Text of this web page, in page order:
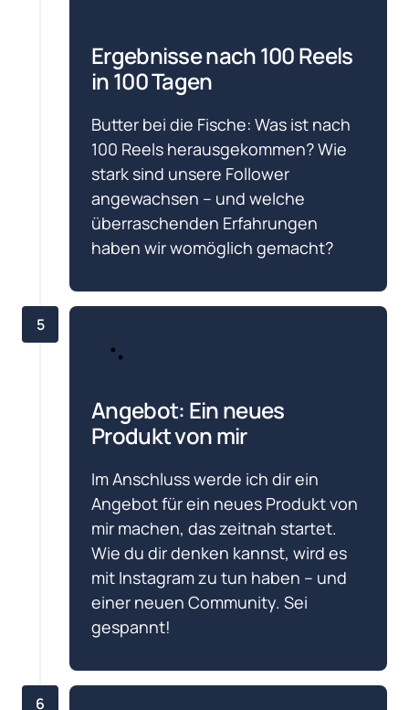
Ergebnisse nach 100 Reels
in 100 Tagen
Butter bei die Fische: Was ist nach
100 Reels herausgekommen? Wie
stark sind unsere Follower
angewachsen – und welche
überraschenden Erfahrungen
haben wir womöglich gemacht?
5
Angebot: Ein neues
Produkt von mir
Im Anschluss werde ich dir ein
Angebot für ein neues Produkt von
mir machen, das zeitnah startet.
Wie du dir denken kannst, wird es
mit Instagram zu tun haben – und
einer neuen Community. Sei
gespannt!
6